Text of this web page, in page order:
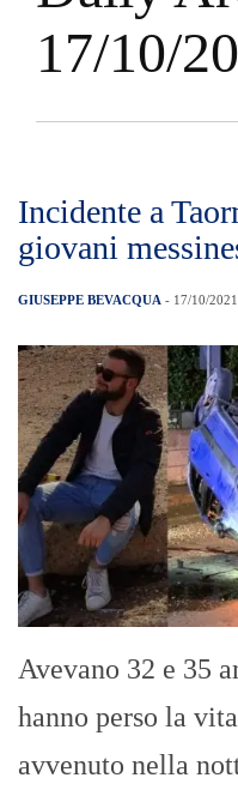
17/10/
Incidente a
giovani
GIUSEPPE BEVACQUA - 17/10/2021
Avevano 32 e 35
hanno perso la
avvenuto nella